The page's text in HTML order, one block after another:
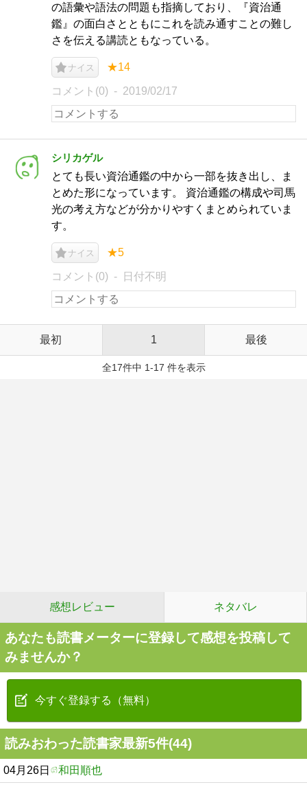
の語彙や語法の問題も指摘しており、『資治通
鑑』の面白さとともにこれを読み通すことの難し
さを伝える講読ともなっている。
ナイス ★14
コメント(0) 2019/02/17
シリカゲル
とても長い資治通鑑の中から一部を抜き出し、ま
とめた形になっています。 資治通鑑の構成や司馬
光の考え方などが分かりやすくまとめられていま
す。
ナイス ★5
コメント(0) 日付不明
最初 1 最後
全17件中 1-17 件を表示
感想レビュー ネタバレ
あなたも読書メーターに登録して感想を投稿して
みませんか？
今すぐ登録する（無料）
読みおわった読書家最新5件(44)
04月26日 和田順也